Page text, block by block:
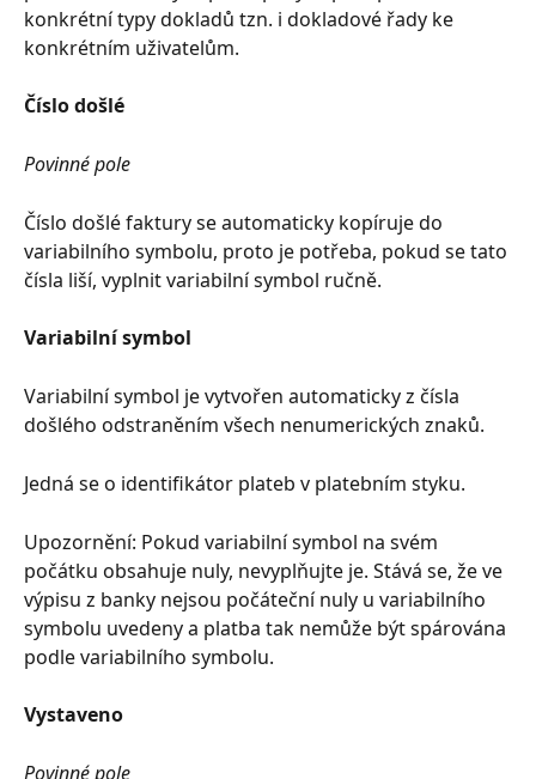
konkrétní typy dokladů tzn. i dokladové řady ke
konkrétním uživatelům.
Číslo došlé
Povinné pole
Číslo došlé faktury se automaticky kopíruje do
variabilního symbolu, proto je potřeba, pokud se tato
čísla liší, vyplnit variabilní symbol ručně.
Variabilní symbol
Variabilní symbol je vytvořen automaticky z čísla
došlého odstraněním všech nenumerických znaků.
Jedná se o identifikátor plateb v platebním styku.
Upozornění: Pokud variabilní symbol na svém
počátku obsahuje nuly, nevyplňujte je. Stává se, že ve
výpisu z banky nejsou počáteční nuly u variabilního
symbolu uvedeny a platba tak nemůže být spárována
podle variabilního symbolu.
Vystaveno
Povinné pole